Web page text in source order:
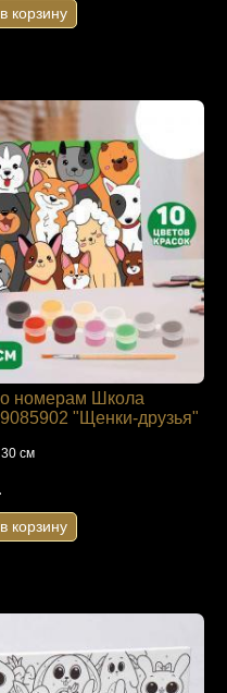
корзину
номерам Школа
"Щенки-друзья"
см
корзину